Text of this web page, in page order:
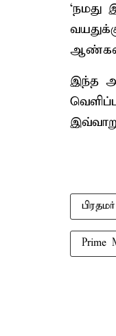
ஆண்கள்
இந்த
Prime